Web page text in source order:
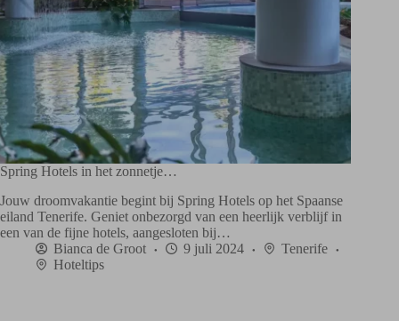
Spring Hotels in het zonnetje…
Jouw droomvakantie begint bij Spring Hotels op het Spaanse
eiland Tenerife. Geniet onbezorgd van een heerlijk verblijf in
een van de fijne hotels, aangesloten bij…
Bianca de Groot
9 juli 2024
Tenerife
Hoteltips